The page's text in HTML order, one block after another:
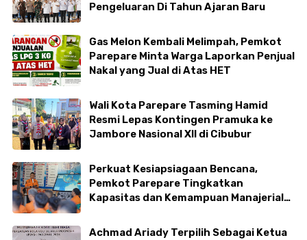
Pengeluaran Di Tahun Ajaran Baru
Gas Melon Kembali Melimpah, Pemkot
Parepare Minta Warga Laporkan Penjual
Nakal yang Jual di Atas HET
Wali Kota Parepare Tasming Hamid
Resmi Lepas Kontingen Pramuka ke
Jambore Nasional XII di Cibubur
Perkuat Kesiapsiagaan Bencana,
Pemkot Parepare Tingkatkan
Kapasitas dan Kemampuan Manajerial
Achmad Ariady Terpilih Sebagai Ketua